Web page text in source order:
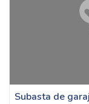
Subasta de